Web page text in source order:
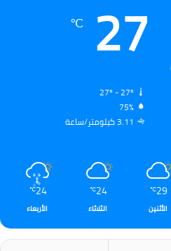
27
℃
75%
3.11 كيلومتر/ساعة
29
℃
الأثنين
24
℃
الثلاثاء
24
℃
الأربعاء